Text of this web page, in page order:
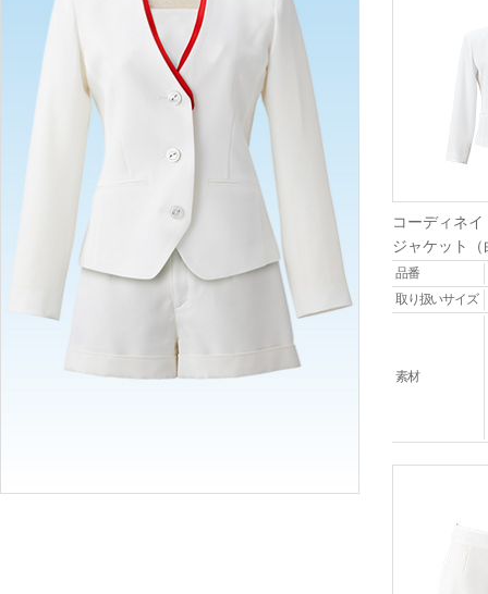
コーディネ
ジャケット（
品番
取り扱いサイズ
素材